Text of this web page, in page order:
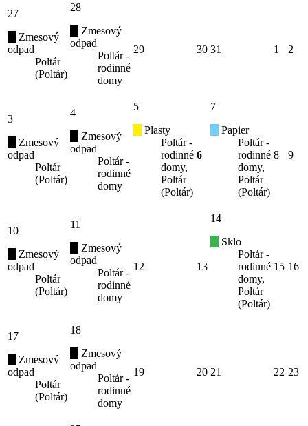
27
Zmesový
odpad
Poltár
(Poltár)
28
Zmesový
odpad
Poltár -
rodinné
domy
29 30 31 1 2
3
Zmesový
odpad
Poltár
(Poltár)
4
Zmesový
odpad
Poltár -
rodinné
domy
5
Plasty
Poltár -
rodinné
domy,
Poltár
(Poltár)
6
7
Papier
Poltár -
rodinné
domy,
Poltár
(Poltár)
8 9
10
Zmesový
odpad
Poltár
(Poltár)
11
Zmesový
odpad
Poltár -
rodinné
domy
12 13
14
Sklo
Poltár -
rodinné
domy,
Poltár
(Poltár)
15 16
17
Zmesový
odpad
Poltár
(Poltár)
18
Zmesový
odpad
Poltár -
rodinné
domy
19 20 21 22 23